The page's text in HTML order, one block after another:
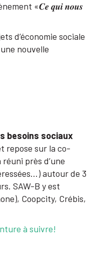
«𝑪𝒆 𝒒𝒖𝒊 𝒏𝒐𝒖𝒔
d’économie sociale
nouvelle
besoins sociaux
repose sur la co-
près d’une
autour de 3
SAW-B y est
Coopcity, Crébis,
à suivre!